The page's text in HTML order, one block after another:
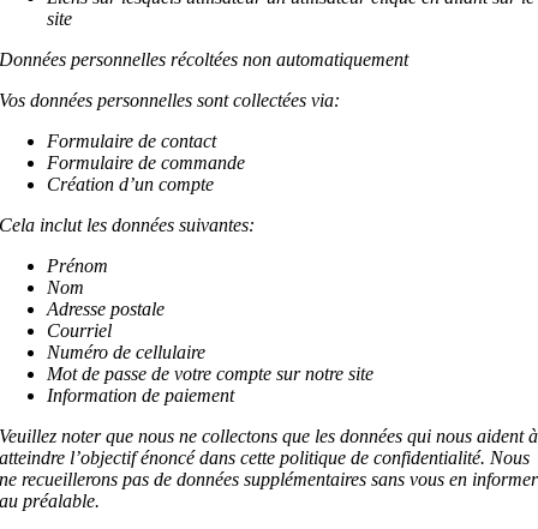
site
Données personnelles récoltées non automatiquement
Vos données personnelles sont collectées via:
Formulaire de contact
Formulaire de commande
Création d’un compte
Cela inclut les données suivantes:
Prénom
Nom
Adresse postale
Courriel
Numéro de cellulaire
Mot de passe de votre compte sur notre site
Information de paiement
Veuillez noter que nous ne collectons que les données qui nous aident à
atteindre l’objectif énoncé dans cette politique de confidentialité. Nous
ne recueillerons pas de données supplémentaires sans vous en informer
au préalable.